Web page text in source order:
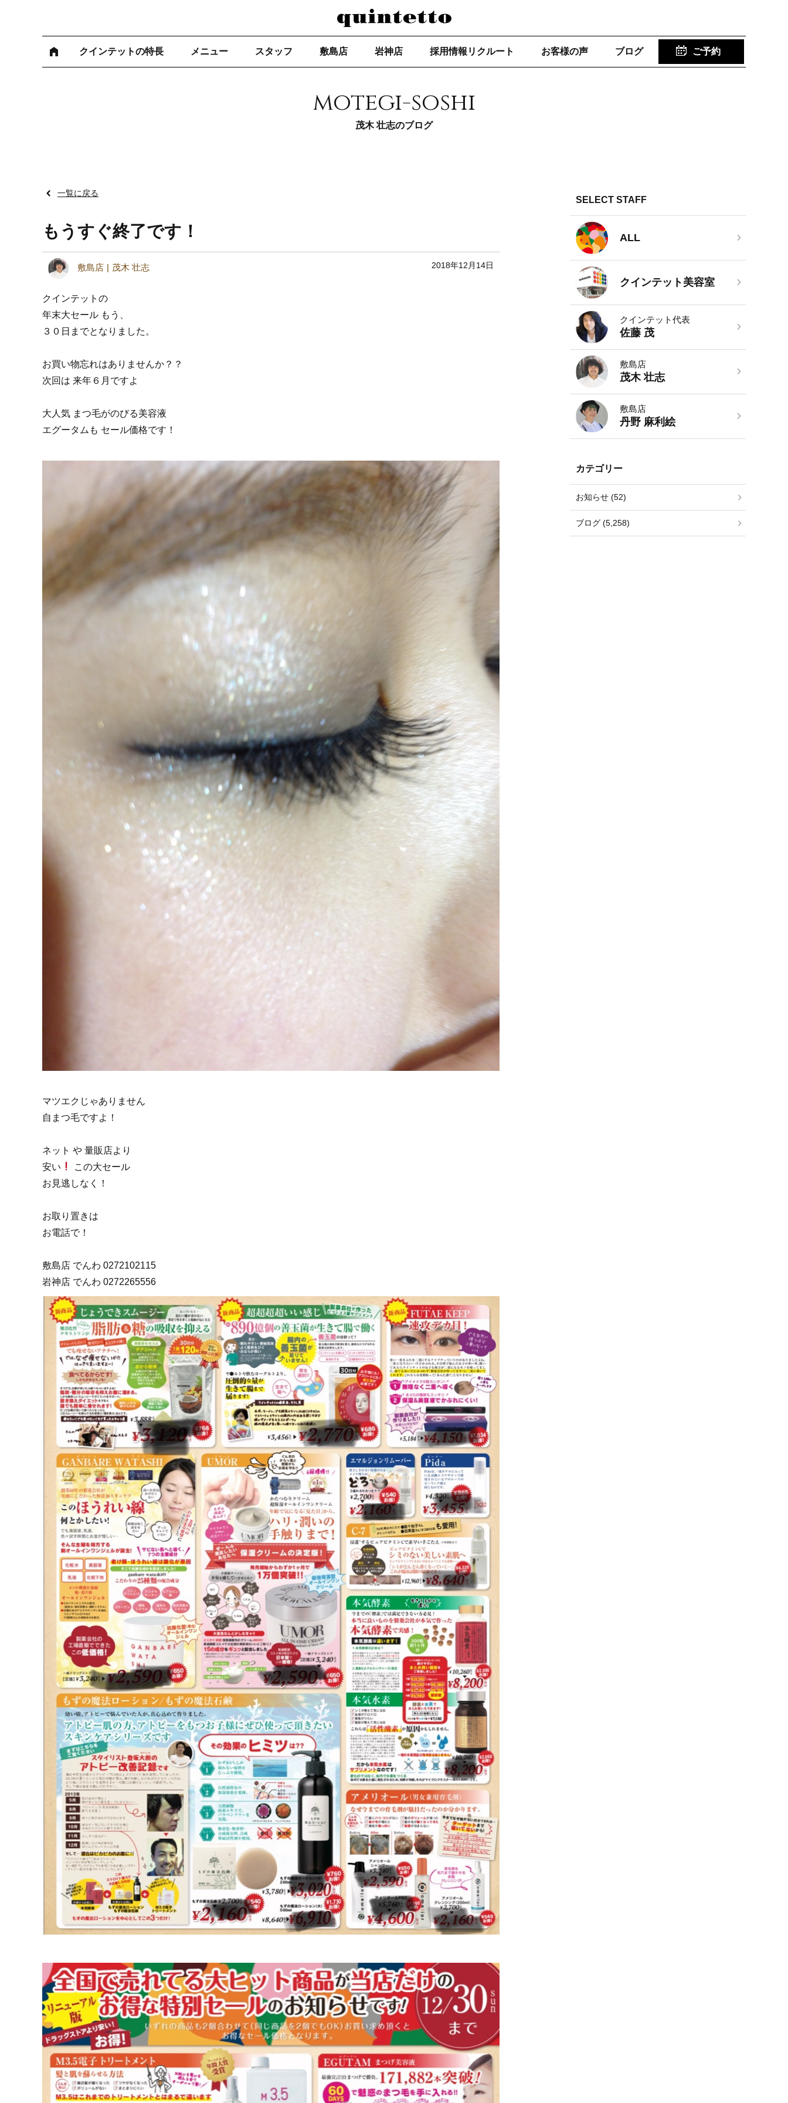
クインテットの特長 メニュー スタッフ 敷島店 岩神店 採用情報リクルート お客様の声 ブログ ご予約
motegi-soshi
茂木 壮志のブログ
一覧に戻る
もうすぐ終了です！
敷島店 茂木 壮志 2018年12月14日
クインテットの
年末大セール もう、
３０日までとなりました。
お買い物忘れはありませんか？？
次回は 来年６月ですよ
大人気 まつ毛がのびる美容液
エグータムも セール価格です！
マツエクじゃありません
自まつ毛ですよ！
ネット や 量販店より
安い
この大セール
お見逃しなく！
お取り置きは
お電話で！
敷島店 でんわ 0272102115
岩神店 でんわ 0272265556
SELECT STAFF
ALL
クインテット美容室
クインテット代表
佐藤 茂
敷島店
茂木 壮志
敷島店
丹野 麻利絵
カテゴリー
お知らせ (52)
ブログ (5,258)